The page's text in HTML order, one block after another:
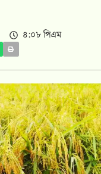
৪:০৮ পিএম